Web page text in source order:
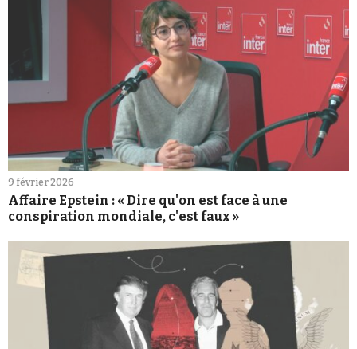
9 février 2026
Affaire Epstein : « Dire qu'on est face à une
conspiration mondiale, c'est faux »